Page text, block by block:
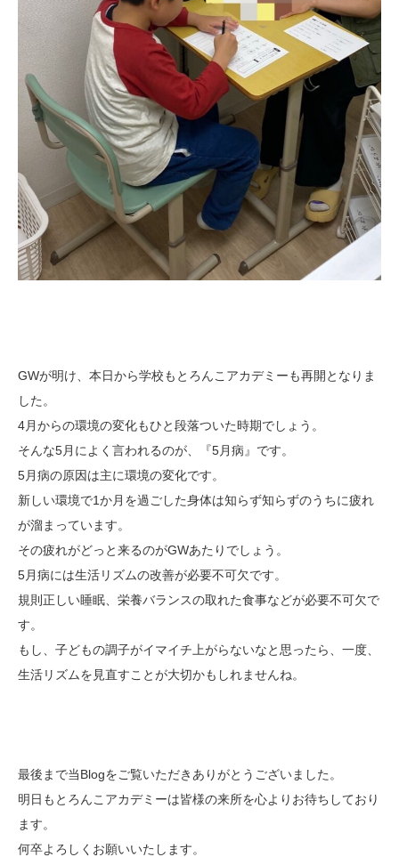
GWが明け、本日から学校もとろんこアカデミーも再開となりま
した。
4月からの環境の変化もひと段落ついた時期でしょう。
そんな5月によく言われるのが、『5月病』です。
5月病の原因は主に環境の変化です。
新しい環境で1か月を過ごした身体は知らず知らずのうちに疲れ
が溜まっています。
その疲れがどっと来るのがGWあたりでしょう。
5月病には生活リズムの改善が必要不可欠です。
規則正しい睡眠、栄養バランスの取れた食事などが必要不可欠で
す。
もし、子どもの調子がイマイチ上がらないなと思ったら、一度、
生活リズムを見直すことが大切かもしれませんね。
最後まで当Blogをご覧いただきありがとうございました。
明日もとろんこアカデミーは皆様の来所を心よりお待ちしており
ます。
何卒よろしくお願いいたします。